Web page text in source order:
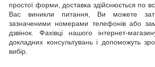
простої форми, доставка здійснюється по
Вас виникли питання, Ви можете
зазначеними номерами телефонів або
дзвінок. Фахівці нашого інтернет-
докладних консультувань і допоможуть
вибір.